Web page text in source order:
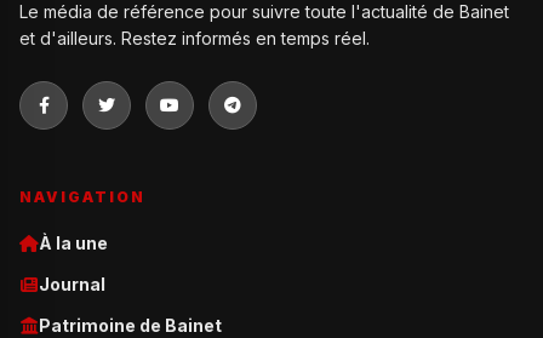
Le média de référence pour suivre toute l'actualité de Bainet
et d'ailleurs. Restez informés en temps réel.
NAVIGATION
À la une
Journal
Patrimoine de Bainet